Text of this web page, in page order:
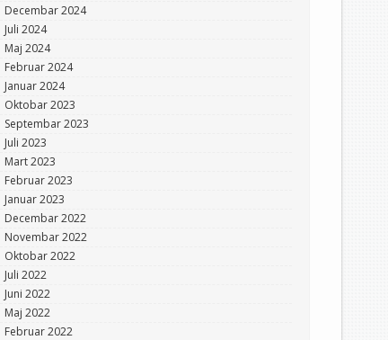
Decembar 2024
Juli 2024
Maj 2024
Februar 2024
Januar 2024
Oktobar 2023
Septembar 2023
Juli 2023
Mart 2023
Februar 2023
Januar 2023
Decembar 2022
Novembar 2022
Oktobar 2022
Juli 2022
Juni 2022
Maj 2022
Februar 2022